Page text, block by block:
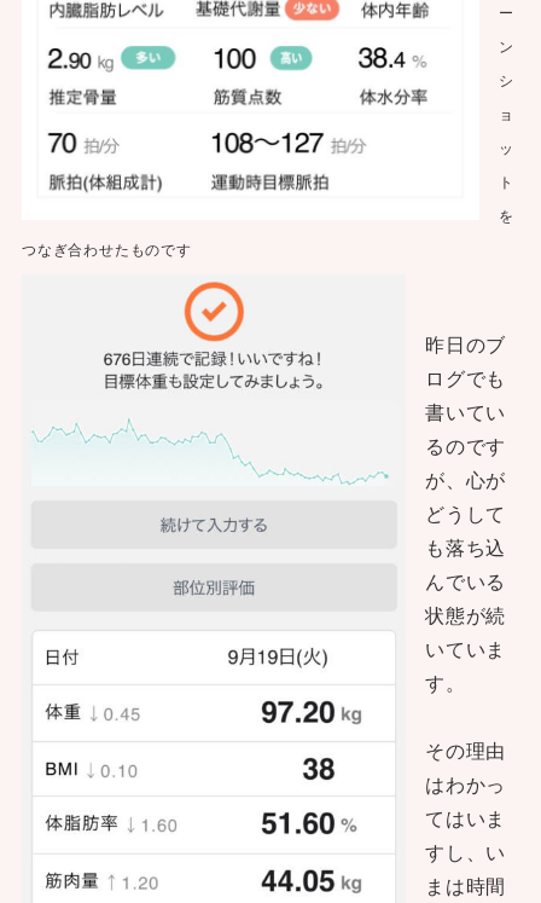
ー
ン
シ
ョ
ッ
ト
を
つなぎ合わせたものです
昨日のブ
ログでも
書いてい
るのです
が、心が
どうして
も落ち込
んでいる
状態が続
いていま
す。
その理由
はわかっ
てはいま
すし、い
まは時間